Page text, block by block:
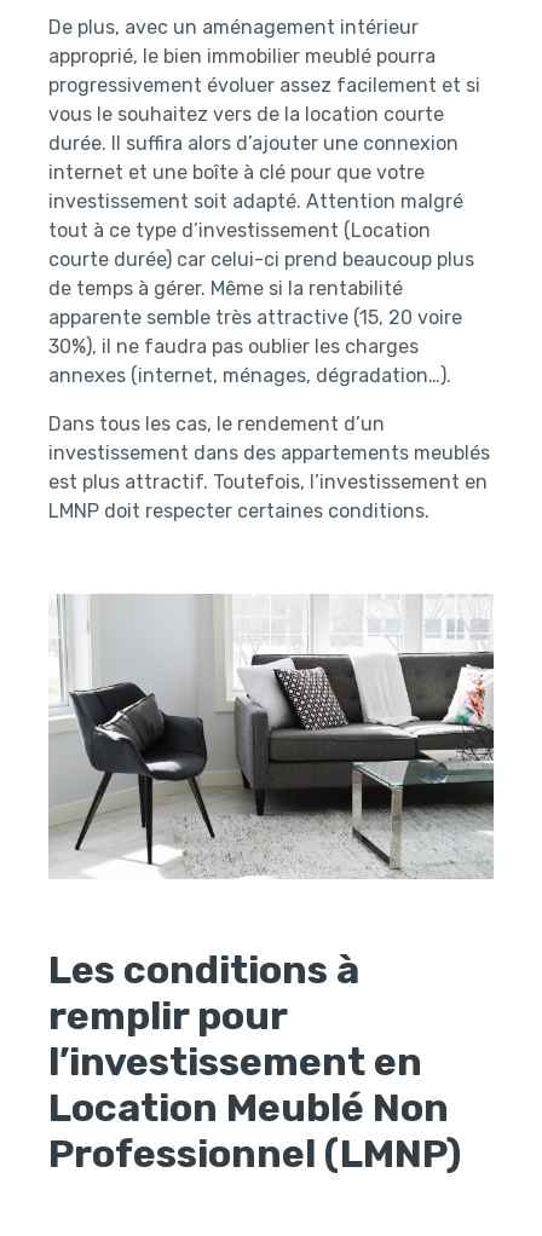
De plus, avec un aménagement intérieur
approprié, le bien immobilier meublé pourra
progressivement évoluer assez facilement et si
vous le souhaitez vers de la location courte
durée. Il suffira alors d’ajouter une connexion
internet et une boîte à clé pour que votre
investissement soit adapté. Attention malgré
tout à ce type d’investissement (Location
courte durée) car celui-ci prend beaucoup plus
de temps à gérer. Même si la rentabilité
apparente semble très attractive (15, 20 voire
30%), il ne faudra pas oublier les charges
annexes (internet, ménages, dégradation…).
Dans tous les cas, le rendement d’un
investissement dans des appartements meublés
est plus attractif. Toutefois, l’investissement en
LMNP doit respecter certaines conditions.
Les conditions à
remplir pour
l’investissement en
Location Meublé Non
Professionnel (LMNP)